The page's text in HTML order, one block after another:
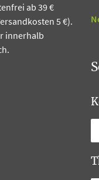
ab 39 €
5 €).
innerhalb